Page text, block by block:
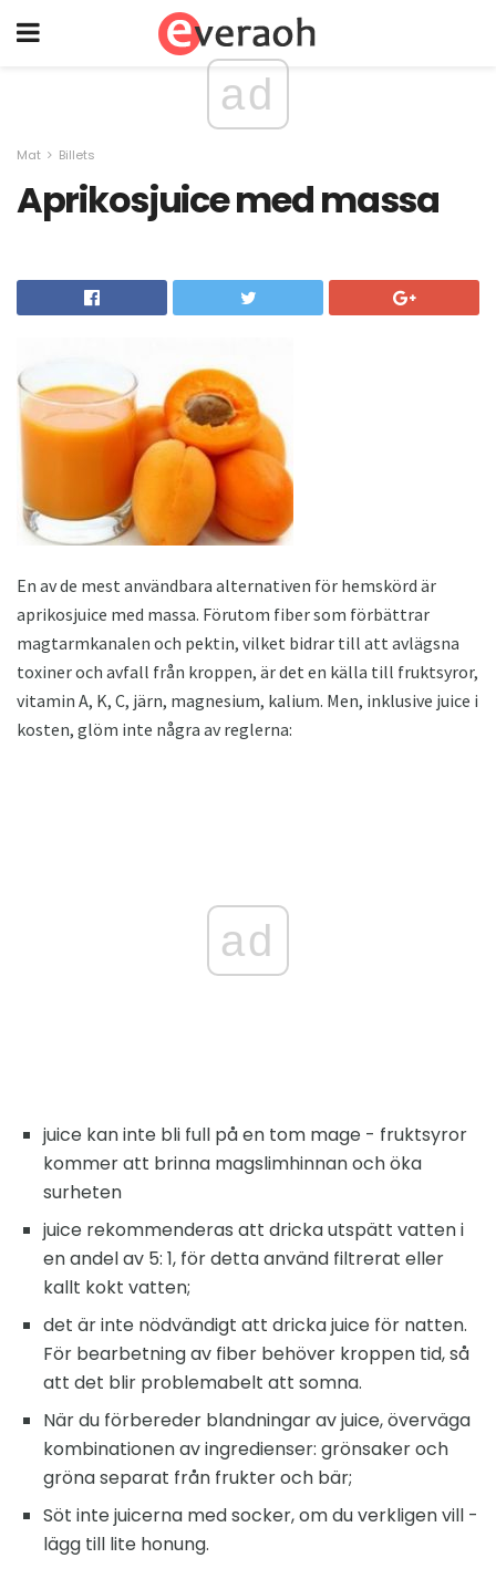
ad
Mat Billets
Aprikosjuice med massa
En av de mest användbara alternativen för hemskörd är
aprikosjuice med massa. Förutom fiber som förbättrar
magtarmkanalen och pektin, vilket bidrar till att avlägsna
toxiner och avfall från kroppen, är det en källa till fruktsyror,
vitamin A, K, C, järn, magnesium, kalium. Men, inklusive juice i
kosten, glöm inte några av reglerna:
ad
juice kan inte bli full på en tom mage - fruktsyror
kommer att brinna magslimhinnan och öka
surheten
juice rekommenderas att dricka utspätt vatten i
en andel av 5: 1, för detta använd filtrerat eller
kallt kokt vatten;
det är inte nödvändigt att dricka juice för natten.
För bearbetning av fiber behöver kroppen tid, så
att det blir problemabelt att somna.
När du förbereder blandningar av juice, överväga
kombinationen av ingredienser: grönsaker och
gröna separat från frukter och bär;
Söt inte juicerna med socker, om du verkligen vill -
lägg till lite honung.